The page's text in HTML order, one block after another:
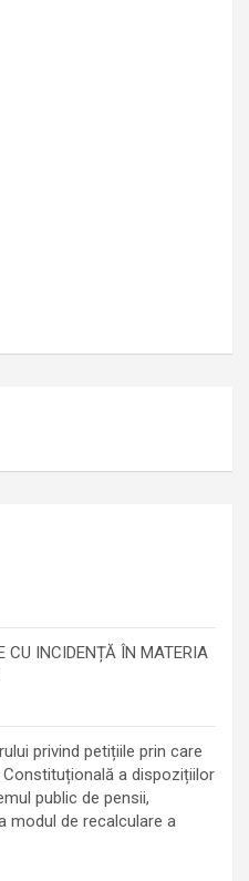
CU INCIDENȚĂ ÎN MATERIA
privind petițiile prin care
a dispozițiilor
public de pensii,
modul de recalculare a